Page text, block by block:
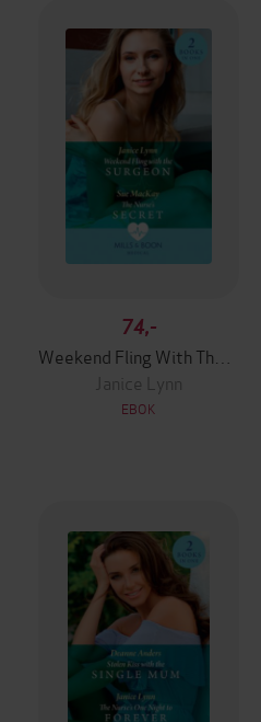
74,-
Janice Lynn
EBOK